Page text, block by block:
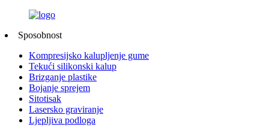
Sposobnost
Kompresijsko kalupljenje gume
Tekući silikonski kalup
Brizganje plastike
Bojanje sprejem
Sitotisak
Lasersko graviranje
Ljepljiva podloga